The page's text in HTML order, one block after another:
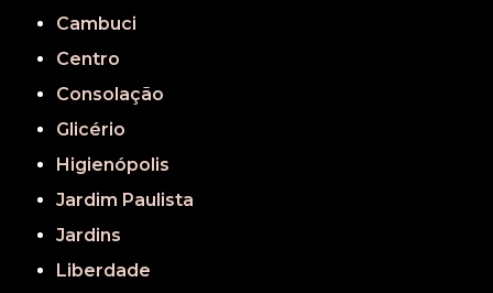
Cambuci
Centro
Consolação
Glicério
Higienópolis
Jardim Paulista
Jardins
Liberdade